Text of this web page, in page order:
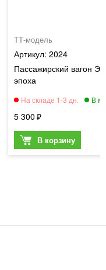
ТТ-модель
2024
Пассажирский вагон
эпоха
5 300